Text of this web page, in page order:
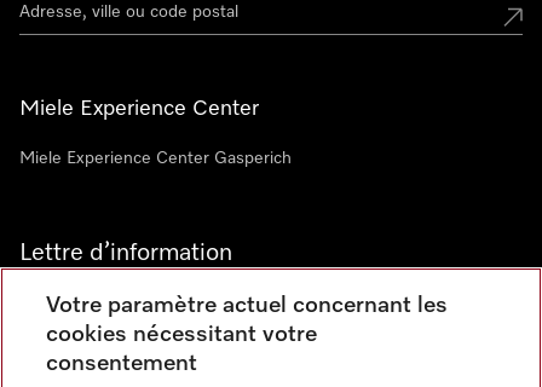
Miele Experience Center
Miele Experience Center Gasperich
Lettre d’information
Votre paramètre actuel concernant les
cookies nécessitant votre
consentement